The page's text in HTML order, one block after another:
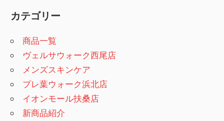
カテゴリー
商品一覧
ヴェルサウォーク西尾店
メンズスキンケア
プレ葉ウォーク浜北店
イオンモール扶桑店
新商品紹介